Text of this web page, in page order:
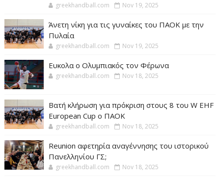
greekhandball.com Nov 19, 2025
Άνετη νίκη για τις γυναίκες του ΠΑΟΚ με την
Πυλαία
greekhandball.com Nov 19, 2025
Ευκολα ο Ολυμπιακός τον Φέρωνα
greekhandball.com Nov 18, 2025
Βατή κλήρωση για πρόκριση στους 8 του W EHF
European Cup ο ΠΑΟΚ
greekhandball.com Nov 18, 2025
Reunion αφετηρία αναγέννησης του ιστορικού
Πανελληνίου ΓΣ;
greekhandball.com Nov 18, 2025